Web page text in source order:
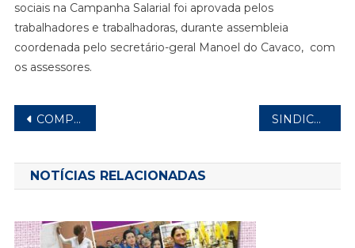
SALARIAL
É
PAUTA
sociais na Campanha Salarial foi aprovada pelos
trabalhadores e trabalhadoras, durante assembleia
coordenada pelo secretário-geral Manoel do Cavaco, com
os assessores.
Navegação
Post
COMPENSAÇÃO DE FERIADOS É APROVADA NA ETJ FRACTAL SINDICATO PRESENTE NAS FÁBRICAS PARA DISCUTIR A CAMPANHA SALARIAL COM OS TRABALHADORES
NOTÍCIAS RELACIONADAS